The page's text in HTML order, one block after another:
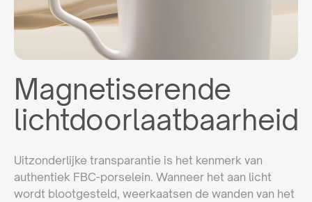
Magnetiserende
lichtdoorlaatbaarheid
Uitzonderlijke transparantie is het kenmerk van
authentiek FBC-porselein. Wanneer het aan licht
wordt blootgesteld, weerkaatsen de wanden van het